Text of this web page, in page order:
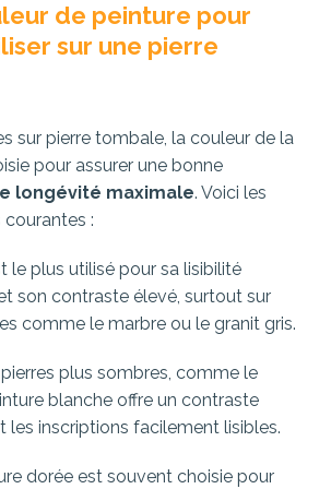
de peinture pour
sur une pierre
sur pierre tombale, la couleur de la
pour assurer une bonne
longévité maximale. Voici les
:
le plus utilisé pour sa lisibilité
son contraste élevé, surtout sur
comme le marbre ou le granit gris.
pierres plus sombres, comme le
blanche offre un contraste
les inscriptions facilement lisibles.
dorée est souvent choisie pour